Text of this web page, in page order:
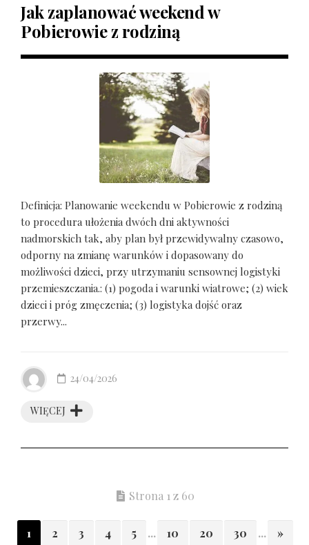
Jak zaplanować weekend w
Pobierowie z rodziną
Definicja: Planowanie weekendu w Pobierowie z rodziną
to procedura ułożenia dwóch dni aktywności
nadmorskich tak, aby plan był przewidywalny czasowo,
odporny na zmianę warunków i dopasowany do
możliwości dzieci, przy utrzymaniu sensownej logistyki
przemieszczania.: (1) pogoda i warunki wiatrowe; (2) wiek
dzieci i próg zmęczenia; (3) logistyka dojść oraz
przerwy...
WIĘCEJ
24/04/2026
Strona 1 z 60
1 2 3 4 5 ... 10 20 30 ... »